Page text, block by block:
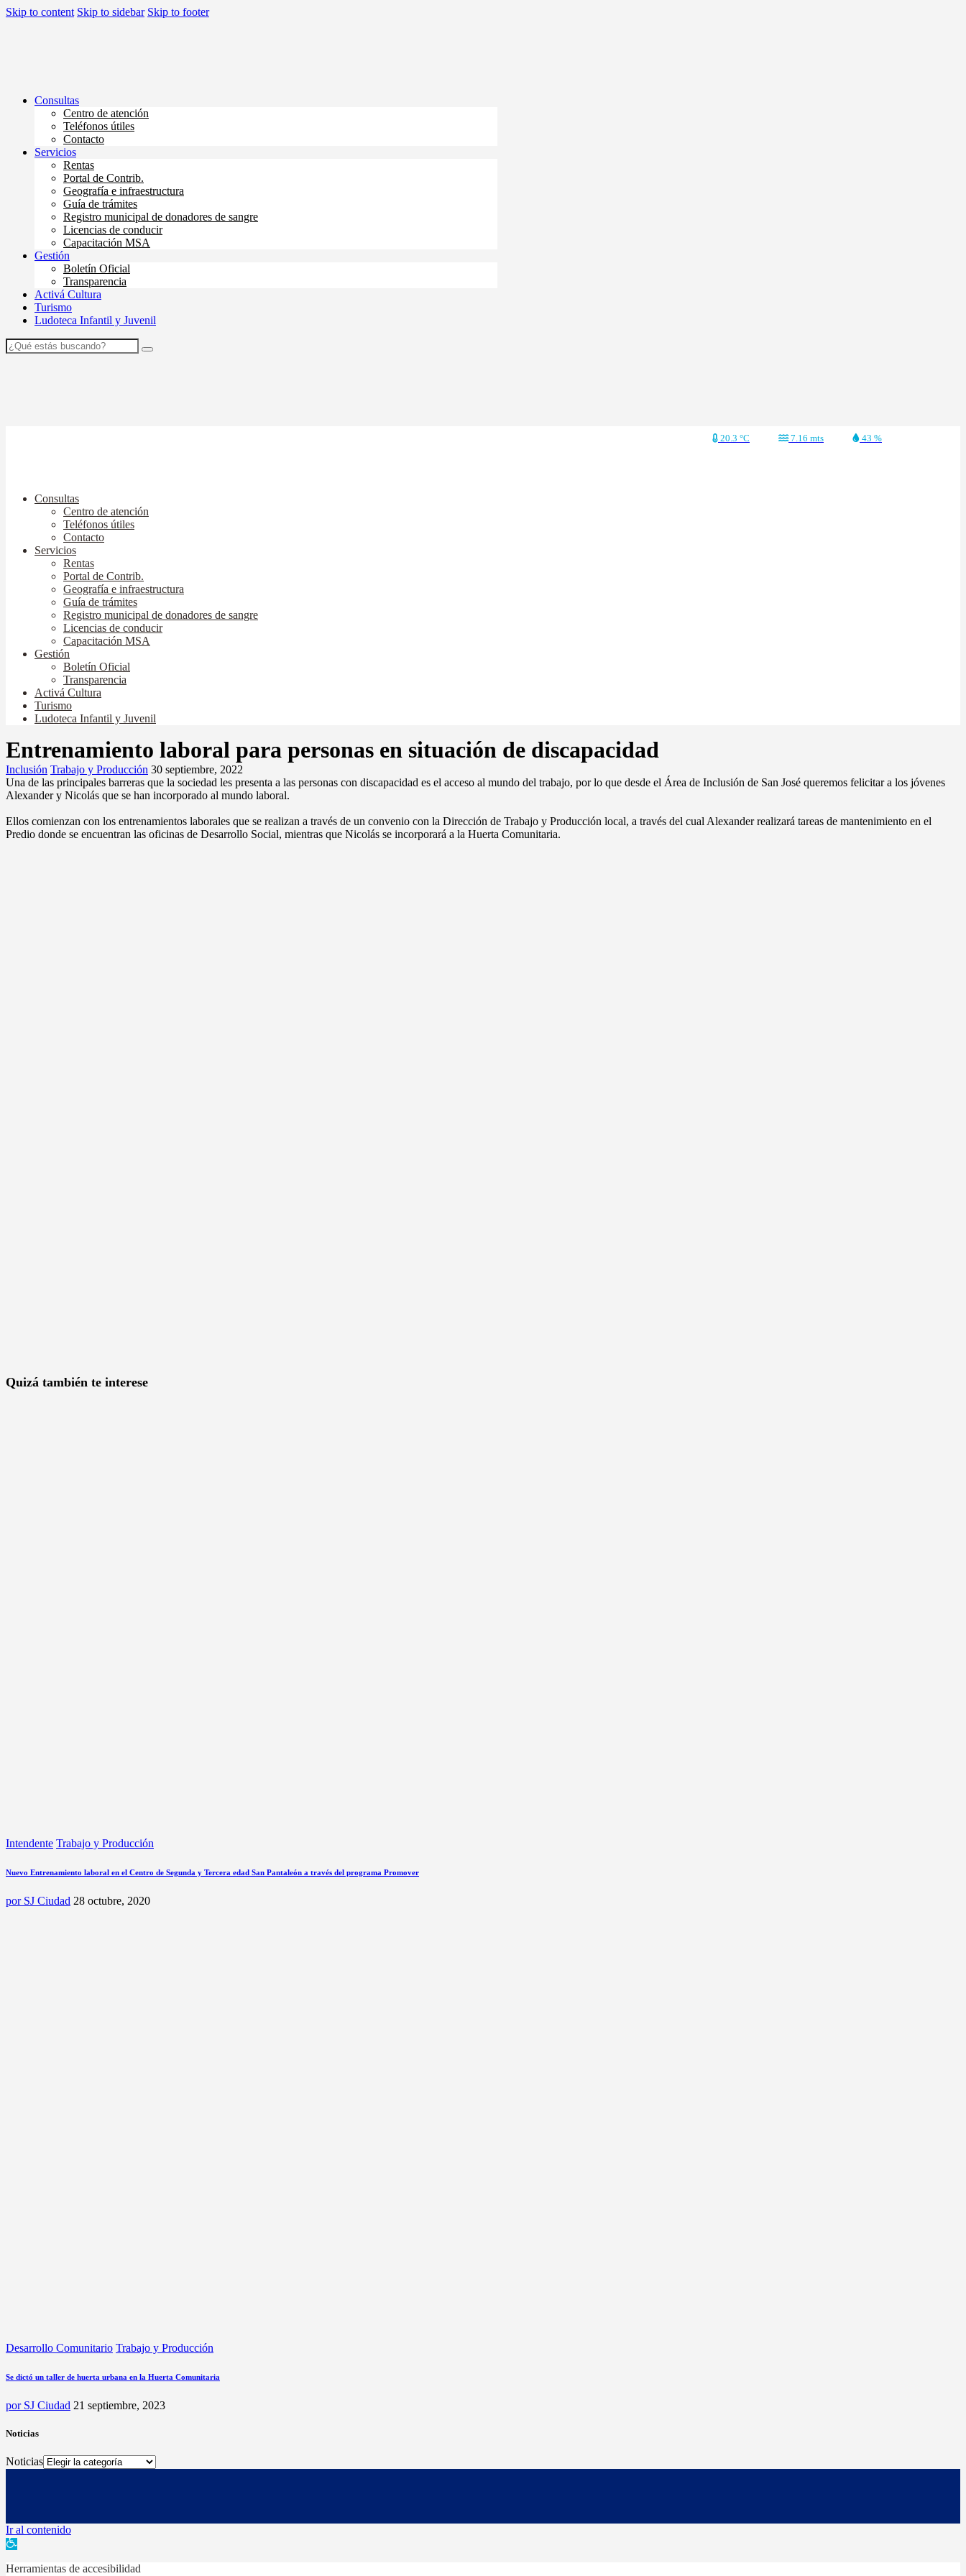
Skip to content Skip to sidebar Skip to footer
Consultas
Centro de atención
Teléfonos útiles
Contacto
Servicios
Rentas
Portal de Contrib.
Geografía e infraestructura
Guía de trámites
Registro municipal de donadores de sangre
Licencias de conducir
Capacitación MSA
Gestión
Boletín Oficial
Transparencia
Activá Cultura
Turismo
Ludoteca Infantil y Juvenil
20.3 °C 7.16 mts 43 %
Consultas
Centro de atención
Teléfonos útiles
Contacto
Servicios
Rentas
Portal de Contrib.
Geografía e infraestructura
Guía de trámites
Registro municipal de donadores de sangre
Licencias de conducir
Capacitación MSA
Gestión
Boletín Oficial
Transparencia
Activá Cultura
Turismo
Ludoteca Infantil y Juvenil
Entrenamiento laboral para personas en situación de discapacidad
Inclusión Trabajo y Producción 30 septiembre, 2022
Una de las principales barreras que la sociedad les presenta a las personas con discapacidad es el acceso al mundo del trabajo, por lo que desde el Área de Inclusión de San José queremos felicitar a los jóvenes
Alexander y Nicolás que se han incorporado al mundo laboral.
Ellos comienzan con los entrenamientos laborales que se realizan a través de un convenio con la Dirección de Trabajo y Producción local, a través del cual Alexander realizará tareas de mantenimiento en el
Predio donde se encuentran las oficinas de Desarrollo Social, mientras que Nicolás se incorporará a la Huerta Comunitaria.
Quizá también te interese
Intendente Trabajo y Producción
Nuevo Entrenamiento laboral en el Centro de Segunda y Tercera edad San Pantaleón a través del programa Promover
por SJ Ciudad 28 octubre, 2020
Desarrollo Comunitario Trabajo y Producción
Se dictó un taller de huerta urbana en la Huerta Comunitaria
por SJ Ciudad 21 septiembre, 2023
Noticias
Noticias
Ir al contenido
Abrir barra de herramientas
Herramientas de accesibilidad